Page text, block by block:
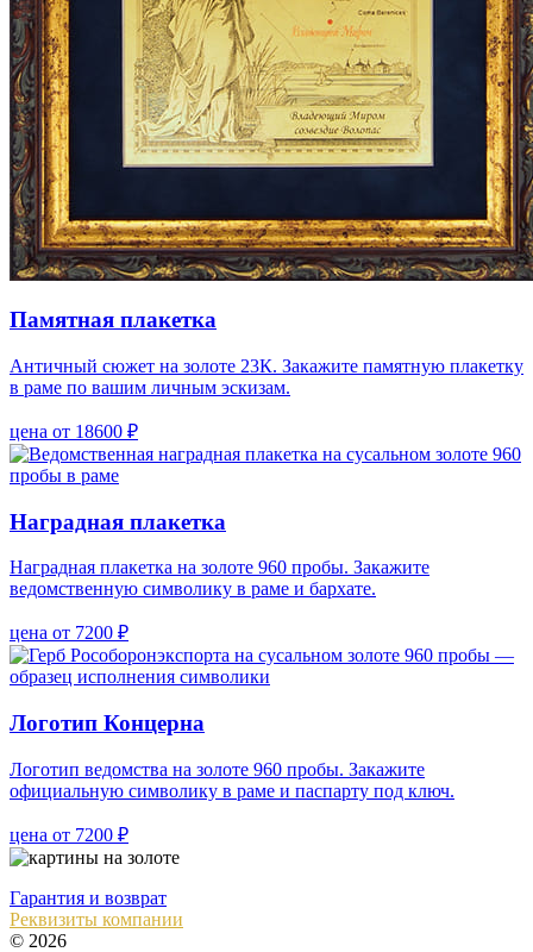
Памятная плакетка
Античный сюжет на золоте 23К. Закажите памятную плакетку
в раме по вашим личным эскизам.
цена от 18600 ₽
Наградная плакетка
Наградная плакетка на золоте 960 пробы. Закажите
ведомственную символику в раме и бархате.
цена от 7200 ₽
Логотип Концерна
Логотип ведомства на золоте 960 пробы. Закажите
официальную символику в раме и паспарту под ключ.
цена от 7200 ₽
Гарантия и возврат
Реквизиты компании
© 2026